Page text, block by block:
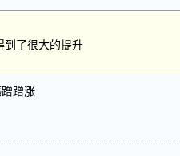
到了很大的提升
蹭涨